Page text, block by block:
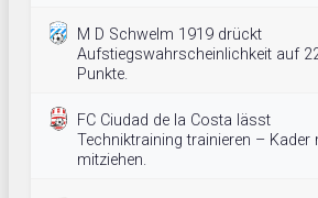
M D Schwelm 1919 drückt
Aufstiegswahrscheinlichkeit auf
Punkte.
FC Ciudad de la Costa lässt
Techniktraining trainieren – Kader
mitziehen.